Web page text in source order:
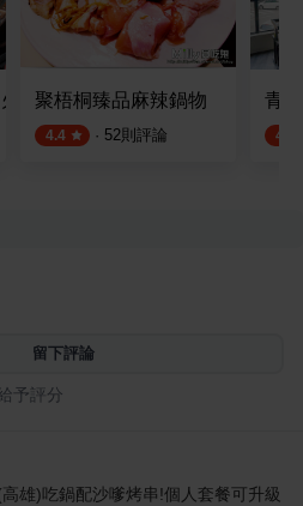
鍋聚梧桐臻品麻辣鍋物
4.4 · 52則評論
青
4.4
留下評論
予評分
雄)吃鍋配沙嗲烤串!個人套餐可升級